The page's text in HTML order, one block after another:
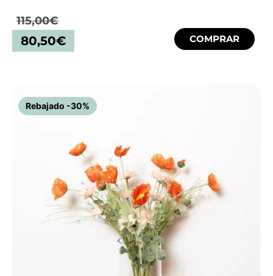
115,00€
80,50€ COMPRAR
Rebajado -30%